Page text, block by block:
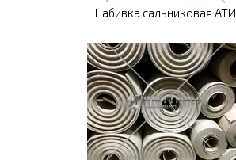
Набивка сальниковая АТИ